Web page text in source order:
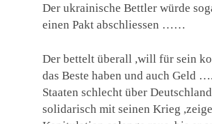
Der ukrainische Bettler würde
einen Pakt abschliessen ……
Der bettelt überall ,will für sein
das Beste haben und auch Geld
Staaten schlecht über
solidarisch mit seinen Krieg